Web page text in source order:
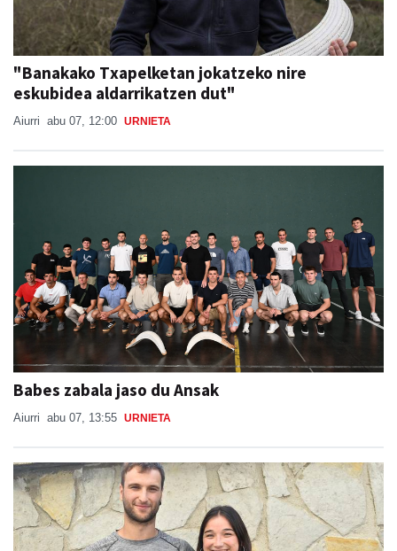
"Banakako Txapelketan jokatzeko nire
eskubidea aldarrikatzen dut"
Aiurri abu 07, 12:00 URNIETA
Babes zabala jaso du Ansak
Aiurri abu 07, 13:55 URNIETA